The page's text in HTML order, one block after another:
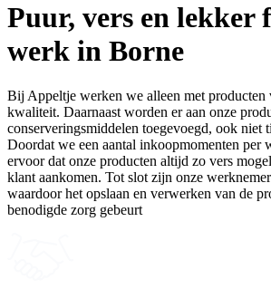
Puur, vers en lekker
werk in Borne
Bij Appeltje werken we alleen met producten
kwaliteit. Daarnaast worden er aan onze
conserveringsmiddelen toegevoegd, ook niet
Doordat we een aantal inkoopmomenten per
ervoor dat onze producten altijd zo vers
klant aankomen. Tot slot zijn onze
waardoor het opslaan en verwerken van de
benodigde zorg gebeurt